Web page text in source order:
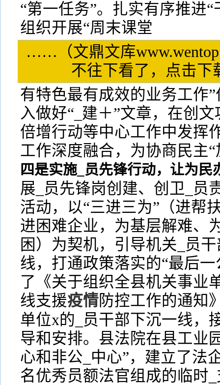
“第一任务”。扎实有序推进
组织开展“周末课堂
……（文鼎文库
不往下看了，点击
有特色最有成效的业务工作
入做好“_建＋”文章，在创
倍增行动等中心工作中发挥
工作深度融合，为协商民主
四是实施_员先锋行动，让为民
展_员先锋岗创建、创卫_员
活动，以“三进三为”（进帮
进困难企业，为基层解难、
困）为契机，引导机关_员
线，打通政策落实的“最后
了《关于组织全县机关事业
线支援疫情防控工作的通知
单位x的_员干部下沉一线，
导和安排。县法院在县工业
心和非公_中心”，建立了法
名优秀员额法官组成的临时